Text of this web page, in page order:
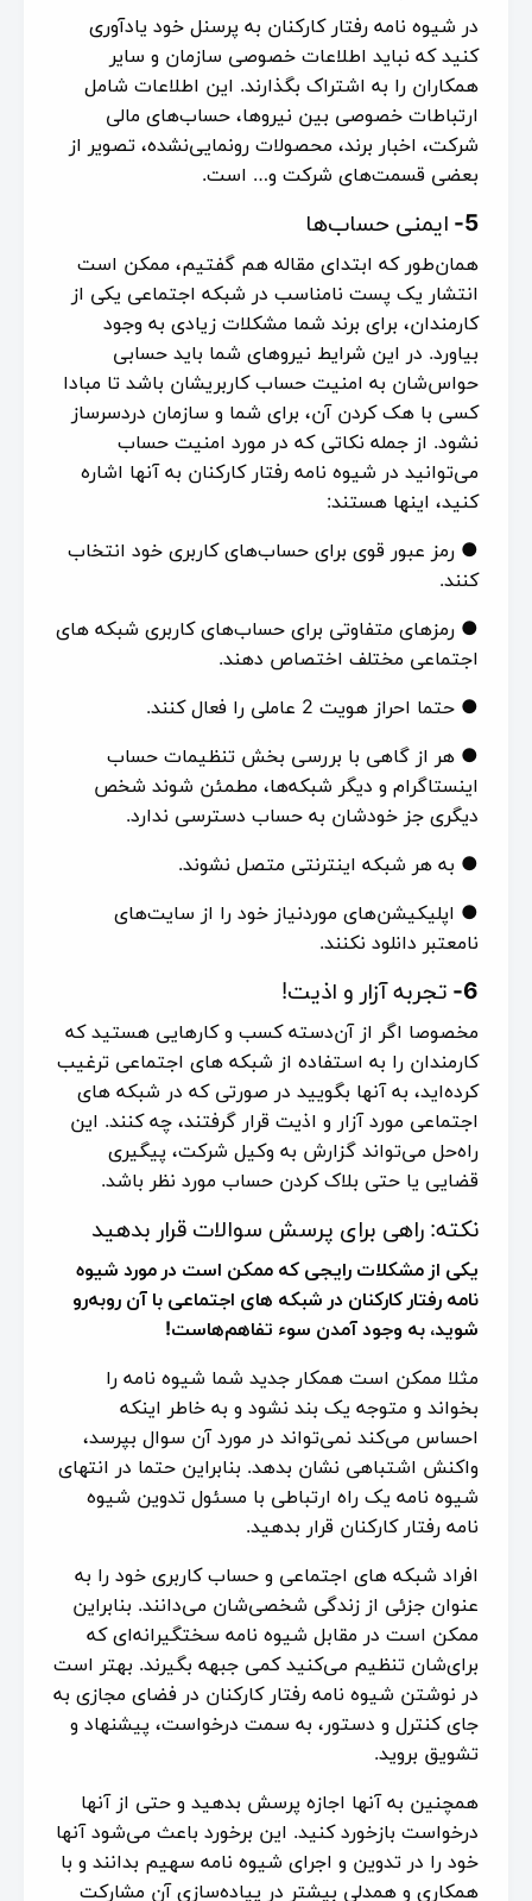
در شیوه نامه رفتار کارکنان به پرسنل خود یادآوری
کنید که نباید اطلاعات خصوصی سازمان و سایر
همکاران را به اشتراک بگذارند. این اطلاعات شامل
ارتباطات خصوصی بین نیروها، حساب‌های مالی
شرکت، اخبار برند، محصولات رونمایی‌نشده، تصویر از
بعضی قسمت‌های شرکت و… است.
5- ایمنی حساب‌ها
همان‌طور که ابتدای مقاله هم گفتیم، ممکن است
انتشار یک پست نامناسب در شبکه اجتماعی یکی از
کارمندان، برای برند شما مشکلات زیادی به وجود
بیاورد. در این شرایط نیروهای شما باید حسابی
حواس‌شان به امنیت حساب کاربریشان باشد تا مبادا
کسی با هک کردن آن، برای شما و سازمان دردسرساز
نشود. از جمله نکاتی که در مورد امنیت حساب
می‌توانید در شیوه نامه رفتار کارکنان به آنها اشاره
کنید، اینها هستند:
● رمز عبور قوی برای حساب‌های کاربری خود انتخاب
کنند.
● رمزهای متفاوتی برای حساب‌های کاربری شبکه های
اجتماعی مختلف اختصاص دهند.
● حتما احراز هویت 2 عاملی را فعال کنند.
● هر از گاهی با بررسی بخش تنظیمات حساب
اینستاگرام و دیگر شبکه‌ها، مطمئن شوند شخص
دیگری جز خودشان به حساب دسترسی ندارد.
● به هر شبکه اینترنتی متصل نشوند.
● اپلیکیشن‌های موردنیاز خود را از سایت‌های
نامعتبر دانلود نکنند.
6- تجربه آزار و اذیت!
مخصوصا اگر از آن‌دسته کسب و کارهایی هستید که
کارمندان را به استفاده از شبکه های اجتماعی ترغیب
کرده‌اید، به آنها بگویید در صورتی که در شبکه های
اجتماعی مورد آزار و اذیت قرار گرفتند، چه کنند. این
راه‌حل می‌تواند گزارش به وکیل شرکت، پیگیری
قضایی یا حتی بلاک کردن حساب مورد نظر باشد.
نکته: راهی برای پرسش سوالات قرار بدهید
یکی از مشکلات رایجی که ممکن است در مورد شیوه
نامه رفتار کارکنان در شبکه‌ های اجتماعی با آن روبه‌رو
شوید، به وجود آمدن سوء تفاهم‌هاست!
مثلا ممکن است همکار جدید شما شیوه نامه را
بخواند و متوجه یک بند نشود و به خاطر اینکه
احساس می‌کند نمی‌تواند در مورد آن سوال بپرسد،
واکنش اشتباهی نشان بدهد. بنابراین حتما در انتهای
شیوه ‌نامه یک راه ارتباطی با مسئول تدوین شیوه
نامه رفتار کارکنان قرار بدهید.
افراد شبکه های اجتماعی و حساب کاربری خود را به
عنوان جزئی از زندگی شخصی‌شان می‌دانند. بنابراین
ممکن است در مقابل شیوه نامه سختگیرانه‌ای که
برای‌شان تنظیم می‌کنید کمی جبهه بگیرند. بهتر است
در نوشتن شیوه نامه رفتار کارکنان در فضای مجازی به
جای کنترل و دستور، به سمت درخواست، پیشنهاد و
تشویق بروید.
همچنین به آنها اجازه پرسش بدهید و حتی از آنها
درخواست بازخورد کنید. این برخورد باعث می‌شود آنها
خود را در تدوین و اجرای شیوه نامه سهیم بدانند و با
همکاری و همدلی بیشتر در پیاده‌سازی آن مشارکت